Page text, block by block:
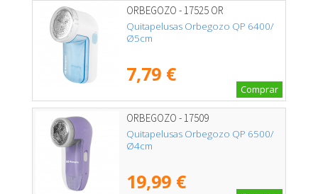
ORBEGOZO - 17525 OR
Quitapelusas Orbegozo QP 6400/
Ø5cm
7,79 €
Comprar
ORBEGOZO - 17509
Quitapelusas Orbegozo QP 6500/
Ø4cm
19,99 €